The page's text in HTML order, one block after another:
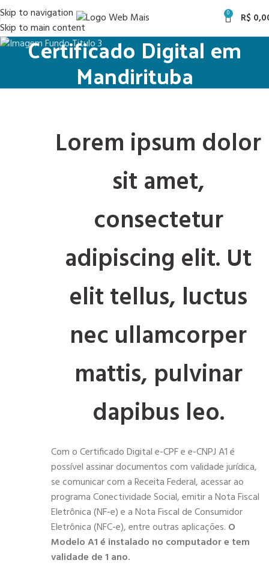
Skip to navigation
Skip to main content
0 R$
Certificado Digital em
Mandirituba
Lorem ipsum dolor
sit amet,
consectetur
adipiscing elit. Ut
elit tellus, luctus
nec ullamcorper
mattis, pulvinar
dapibus leo.
Com o Certificado Digital e-CPF e e-CNPJ A1 é
possível assinar documentos com validade jurídica,
se comunicar com a Receita Federal, acessar ao
programa Conectividade Social, emitir a Nota Fiscal
Eletrônica (NF-e) e a Nota Fiscal de Consumidor
Eletrônica (NFC-e), entre outras aplicações. O
Modelo A1 é instalado no computador e tem
validade de 1 ano.